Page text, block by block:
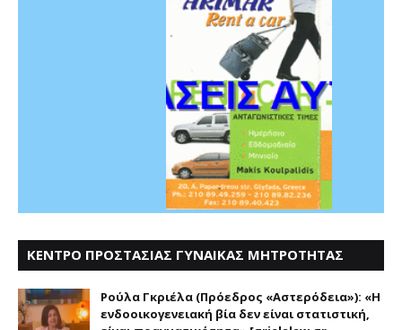
ΚΕΝΤΡΟ ΠΡΟΣΤΑΣΙΑΣ ΓΥΝΑΙΚΑΣ ΜΗΤΡΟΤΗΤΑΣ
Ρούλα Γκριέλα (Πρόεδρος «Αστερόδεια»): «Η
ενδοοικογενειακή βία δεν είναι στατιστική,